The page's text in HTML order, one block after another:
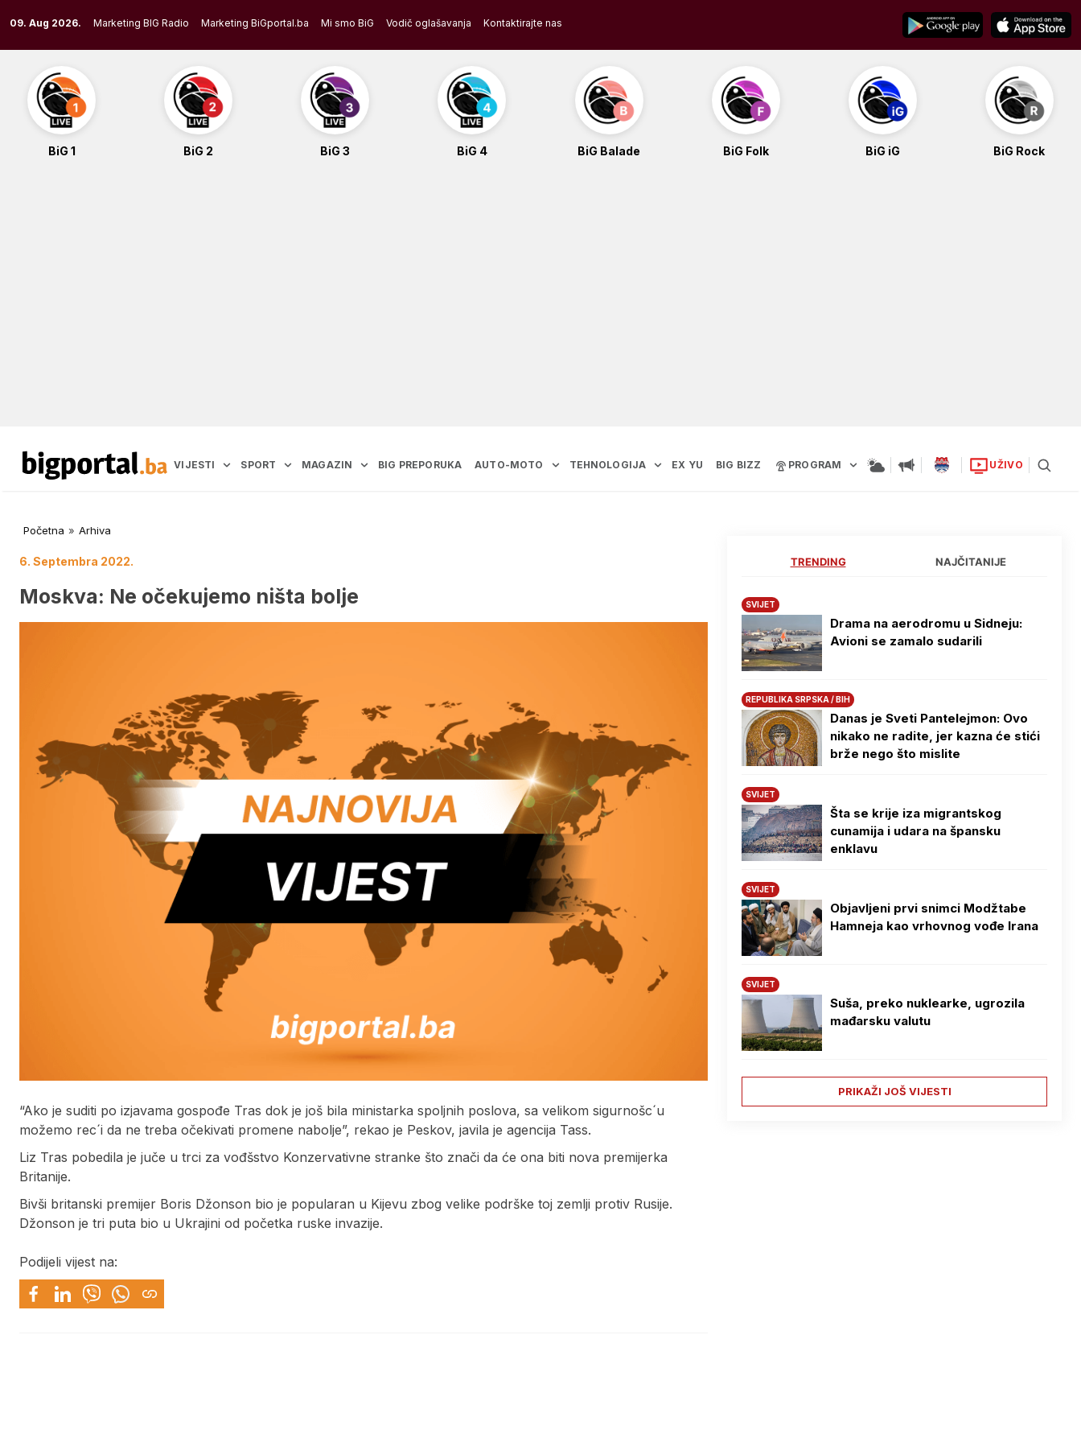
to
content
09. Aug 2026. Marketing BIG Radio Marketing BiGportal.ba Mi smo BiG Vodič oglašavanja Kontaktirajte nas
BiG 1 BiG 2 BiG 3 BiG 4 BiG Balade BiG Folk BiG iG BiG Rock
VIJESTI SPORT MAGAZIN BIG PREPORUKA AUTO-MOTO TEHNOLOGIJA EX YU BIG BIZZ PROGRAM UŽIVO
Početna » Arhiva
6. Septembra 2022.
Moskva: Ne očekujemo ništa bolje
“Ako je suditi po izjavama gospođe Tras dok je još bila ministarka spoljnih poslova, sa velikom sigurnošc´u
možemo rec´i da ne treba očekivati promene nabolje”, rekao je Peskov, javila je agencija Tass.
Liz Tras pobedila je juče u trci za vođšstvo Konzervativne stranke što znači da će ona biti nova premijerka
Britanije.
Bivši britanski premijer Boris Džonson bio je popularan u Kijevu zbog velike podrške toj zemlji protiv Rusije.
Džonson je tri puta bio u Ukrajini od početka ruske invazije.
Podijeli vijest na:
TRENDING NAJČITANIJE
SVIJET
Drama na aerodromu u Sidneju:
Avioni se zamalo sudarili
REPUBLIKA SRPSKA / BIH
Danas je Sveti Pantelejmon: Ovo
nikako ne radite, jer kazna će stići
brže nego što mislite
SVIJET
Šta se krije iza migrantskog
cunamija i udara na špansku
enklavu
SVIJET
Objavljeni prvi snimci Modžtabe
Hamneja kao vrhovnog vođe Irana
SVIJET
Suša, preko nuklearke, ugrozila
mađarsku valutu
PRIKAŽI JOŠ VIJESTI